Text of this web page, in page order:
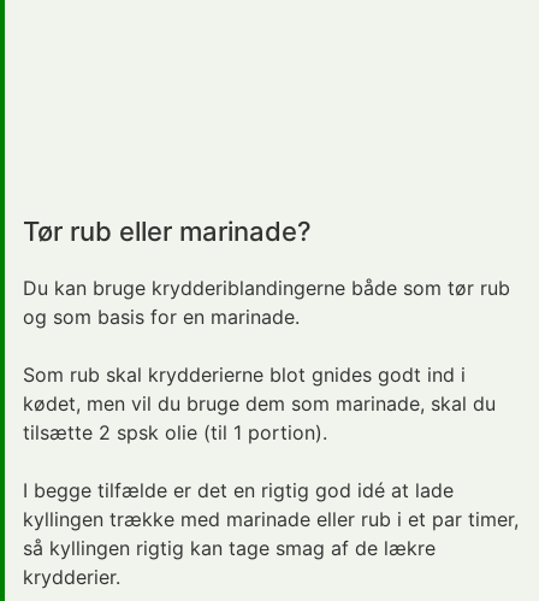
Tør rub eller marinade?
Du kan bruge krydderiblandingerne både som tør rub
og som basis for en marinade.
Som rub skal krydderierne blot gnides godt ind i
kødet, men vil du bruge dem som marinade, skal du
tilsætte 2 spsk olie (til 1 portion).
I begge tilfælde er det en rigtig god idé at lade
kyllingen trække med marinade eller rub i et par timer,
så kyllingen rigtig kan tage smag af de lækre
krydderier.